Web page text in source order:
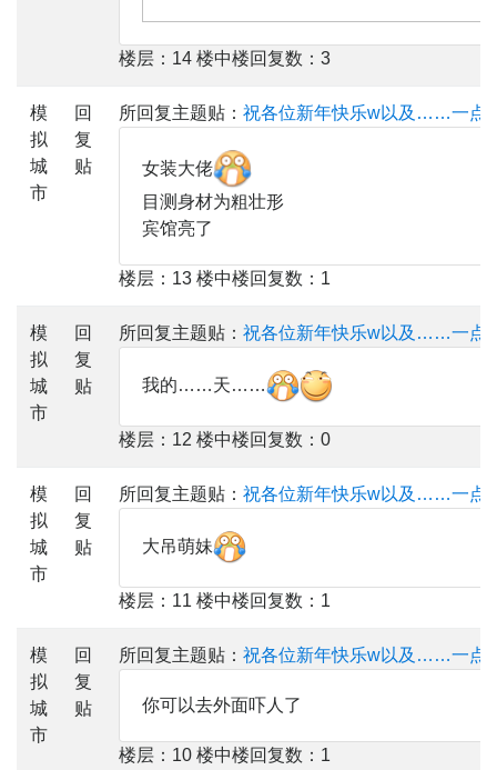
楼层：14 楼中楼回复数：3
模
拟
城
市
回
复
贴
所回复主题贴： 祝各位新年快乐w以及……一点
女装大佬
目测身材为粗壮形
宾馆亮了
楼层：13 楼中楼回复数：1
模
拟
城
市
回
复
贴
所回复主题贴： 祝各位新年快乐w以及……一点
我的……天……
楼层：12 楼中楼回复数：0
模
拟
城
市
回
复
贴
所回复主题贴： 祝各位新年快乐w以及……一点
大吊萌妹
楼层：11 楼中楼回复数：1
模
拟
城
市
回
复
贴
所回复主题贴： 祝各位新年快乐w以及……一点
你可以去外面吓人了
楼层：10 楼中楼回复数：1